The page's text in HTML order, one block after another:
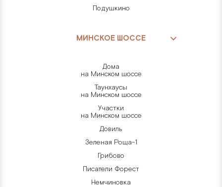
Подушкино
МИНСКОЕ ШОССЕ
Дома
на Минском шоссе
Таунхаусы
на Минском шоссе
Участки
на Минском шоссе
Довиль
Зеленая Роща-1
Грибово
Писатели Форест
Немчиновка